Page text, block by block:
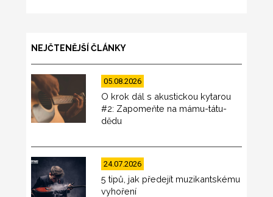
NEJČTENĚJŠÍ ČLÁNKY
05.08.2026
O krok dál s akustickou kytarou
#2: Zapomeňte na mámu-tátu-
dědu
24.07.2026
5 tipů, jak předejít muzikantskému
vyhoření